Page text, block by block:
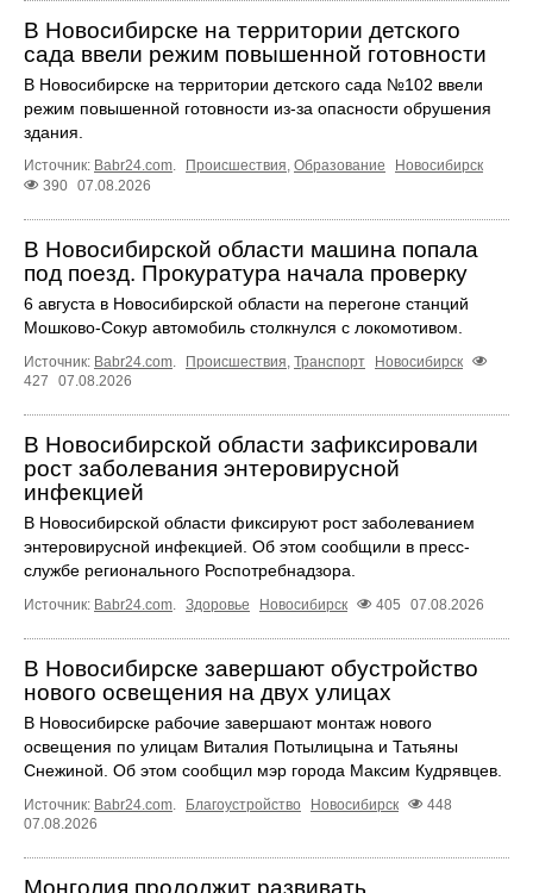
В Новосибирске на территории детского
сада ввели режим повышенной готовности
В Новосибирске на территории детского сада №102 ввели
режим повышенной готовности из-за опасности обрушения
здания.
Источник: Babr24.com Происшествия Образование
Новосибирск
390 07.08.2026
В Новосибирской области машина попала
под поезд. Прокуратура начала проверку
6 августа в Новосибирской области на перегоне станций
Мошково-Сокур автомобиль столкнулся с локомотивом.
Источник: Babr24.com. Происшествия, Транспорт
Новосибирск
427
07.08.2026
В Новосибирской области зафиксировали
рост заболевания энтеровирусной
инфекцией
В Новосибирской области фиксируют рост заболеванием
энтеровирусной инфекцией. Об этом сообщили в пресс-
службе регионального Роспотребнадзора.
Источник: Babr24.com. Здоровье Новосибирск 405 07.08.2026
В Новосибирске завершают обустройство
нового освещения на двух улицах
В Новосибирске рабочие завершают монтаж нового
освещения по улицам Виталия Потылицына и Татьяны
Снежиной. Об этом сообщил мэр города Максим Кудрявцев.
Источник: Babr24.com. Благоустройство Новосибирск
448
07.08.2026
Монголия продолжит развивать